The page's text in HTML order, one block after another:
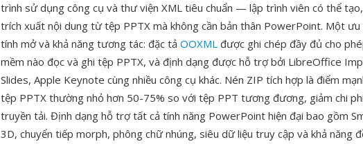
trình sử dụng công cụ và thư viện XML tiêu chuẩn — lập trình viên có thể
trích xuất nội dung từ tệp PPTX mà không cần bản thân PowerPoint. Một ưu
tính mở và khả năng tương tác: đặc tả OOXML được ghi chép đầy đủ cho
mềm nào đọc và ghi tệp PPTX, và định dạng được hỗ trợ bởi LibreOffice
Slides, Apple Keynote cùng nhiều công cụ khác. Nén ZIP tích hợp là điểm
tệp PPTX thường nhỏ hơn 50-75% so với tệp PPT tương đương, giảm chi
truyền tải. Định dạng hỗ trợ tất cả tính năng PowerPoint hiện đại bao gồm
3D, chuyển tiếp morph, phông chữ nhúng, siêu dữ liệu truy cập và khả năng